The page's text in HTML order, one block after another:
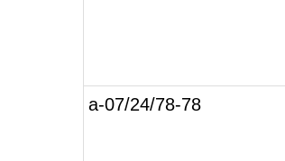
а-07/24/78-78